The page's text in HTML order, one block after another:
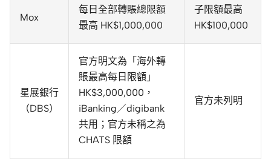
Mox
每日全部轉賬總限額
最高 HK$1,000,000
子限額最高
HK$100,000
星展銀行
（DBS）
官方明文為「海外轉
賬最高每日限額」
HK$3,000,000，
iBanking／digibank
共用；官方未稱之為
CHATS 限額
官方未列明